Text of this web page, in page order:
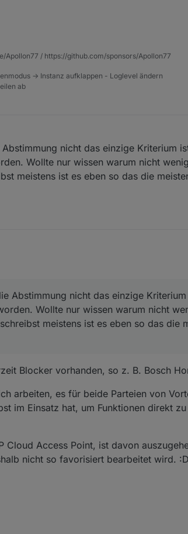
Apollon77 / https://github.com/sponsors/Apollon77
-> Instanz aufklappen - Loglevel ändern
ab
nicht das einzige Kriterium
Wollte nur wissen warum nicht
meistens ist es eben so das die
Abstimmung nicht das einzige
Wollte nur wissen warum nicht
meistens ist es eben so das die
Blocker vorhanden, so z. B. Bosch
arbeiten, es für beide Parteien von
im Einsatz hat, um Funktionen direkt
Access Point, ist davon
nicht so favorisiert bearbeitet wird.